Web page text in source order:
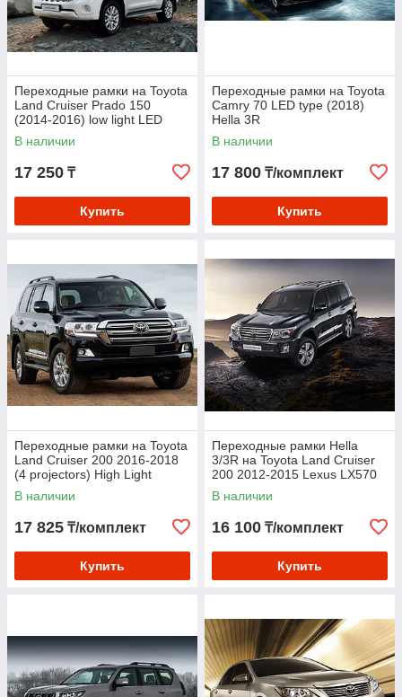
Переходные рамки на Toyota
Land Cruiser Prado 150
(2014-2016) low light LED
Hella 3R
В наличии
17 250 ₸
Купить
Переходные рамки на Toyota
Camry 70 LED type (2018)
Hella 3R
В наличии
17 800 ₸/комплект
Купить
Переходные рамки на Toyota
Land Cruiser 200 2016-2018
(4 projectors) High Light
Halogen Hella 3R
В наличии
17 825 ₸/комплект
Купить
Переходные рамки Hella
3/3R на Toyota Land Cruiser
200 2012-2015 Lexus LX570
High Light Lexus LS460 High
В наличии
16 100 ₸/комплект
Купить